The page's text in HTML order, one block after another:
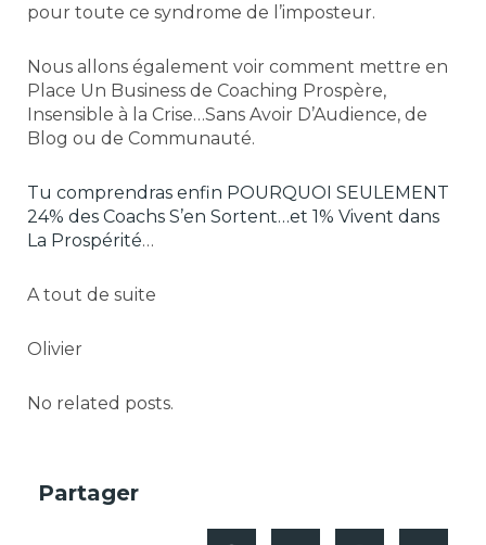
pour toute ce syndrome de l’imposteur.
Nous allons également voir comment mettre en
Place Un Business de Coaching Prospère,
Insensible à la Crise…Sans Avoir D’Audience, de
Blog ou de Communauté.
Tu comprendras enfin POURQUOI SEULEMENT
24% des Coachs S’en Sortent…et 1% Vivent dans
La Prospérité…
A tout de suite
Olivier
No related posts.
Partager